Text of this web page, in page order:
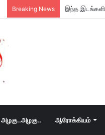
Breaking News வார
அழகு..அழகு.. ஆரோக்கியம்